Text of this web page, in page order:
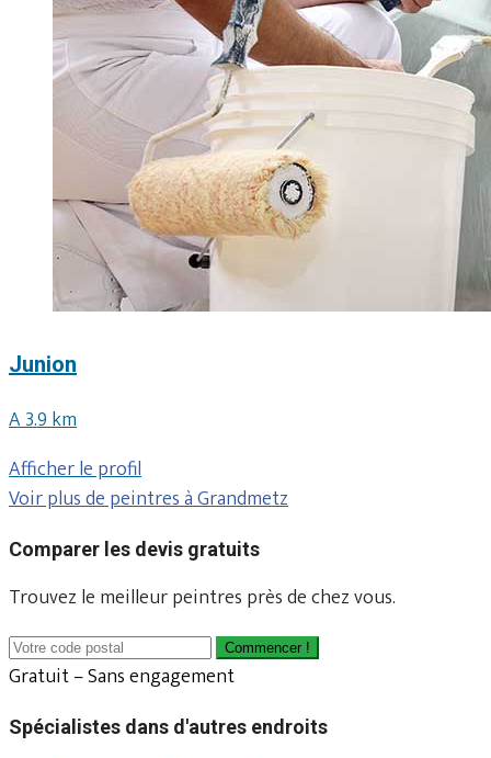
Junion
A 3.9 km
Afficher le profil
Voir plus de peintres à Grandmetz
Comparer les devis gratuits
Trouvez le meilleur peintres près de chez vous.
Commencer !
Gratuit – Sans engagement
Spécialistes dans d'autres endroits